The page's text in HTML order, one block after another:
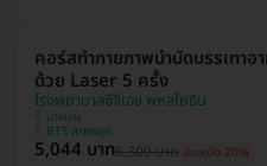
คอร์สทำกายภาพบำบัดบรรเทา
ด้วย Laser 5 ครั้ง
โรงพยาบาลซีจีเอช พหลโยธิน
บางเขน
BTS สายหยุด
5,044 บาท6,300 บาท ประหยัด 20%